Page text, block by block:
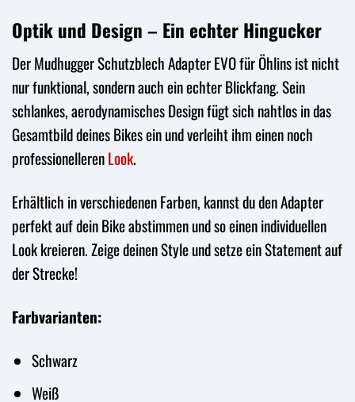
Optik und Design – Ein echter Hingucker
Der Mudhugger Schutzblech Adapter EVO für Öhlins ist nicht
nur funktional, sondern auch ein echter Blickfang. Sein
schlankes, aerodynamisches Design fügt sich nahtlos in das
Gesamtbild deines Bikes ein und verleiht ihm einen noch
professionellerenLook.
Erhältlich in verschiedenen Farben, kannst du den Adapter
perfekt auf dein Bike abstimmen und so einen individuellen
Look kreieren. Zeige deinen Style und setze ein Statement auf
der Strecke!
Farbvarianten:
Schwarz
Weiß